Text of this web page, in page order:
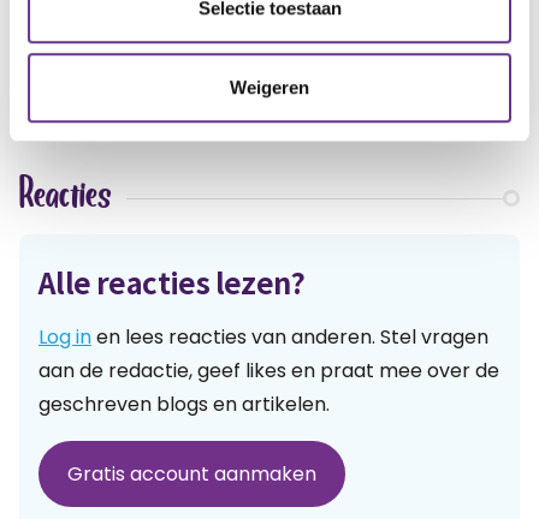
Selectie toestaan
Weigeren
2 1
Reacties
Alle reacties lezen?
Log inen lees reacties van anderen. Stel vragen
aan de redactie, geef likes en praat mee over de
geschreven blogs en artikelen.
Gratis account aanmaken